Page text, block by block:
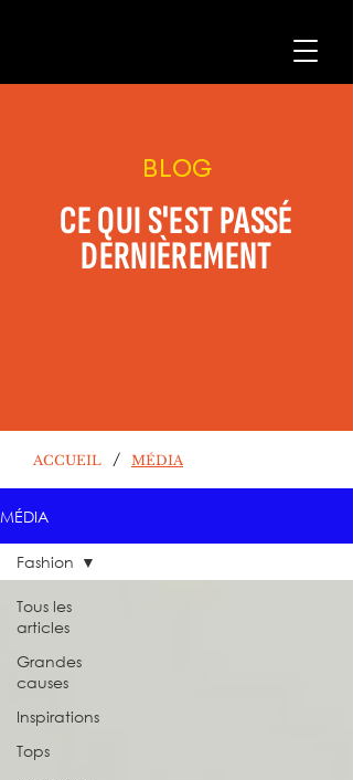
BLOG
CE QUI S'EST PASSÉ
DERNIÈREMENT
ACCUEIL / MÉDIA
MÉDIA
Tous les
articles
Grandes
causes
Inspirations
Tops
Fashion